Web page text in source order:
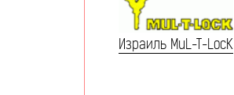
Израиль MuL-T-LocK